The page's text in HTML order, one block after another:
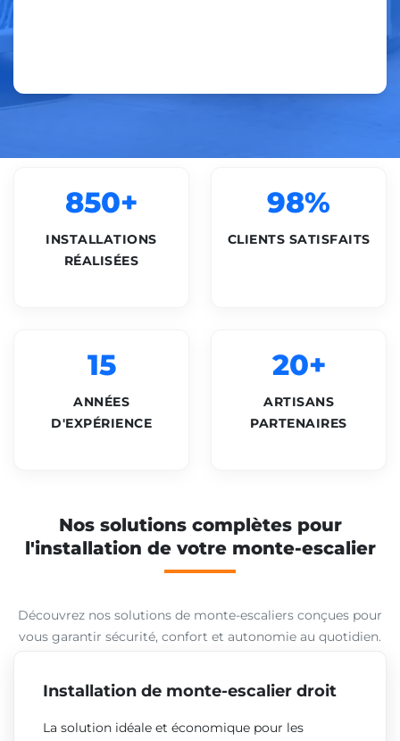
850+
INSTALLATIONS
RÉALISÉES
98%
CLIENTS SATISFAITS
15
ANNÉES
D'EXPÉRIENCE
20+
ARTISANS
PARTENAIRES
Nos solutions complètes pour
l'installation de votre monte-escalier
Découvrez nos solutions de monte-escaliers conçues pour
vous garantir sécurité, confort et autonomie au quotidien.
Installation de monte-escalier droit
La solution idéale et économique pour les